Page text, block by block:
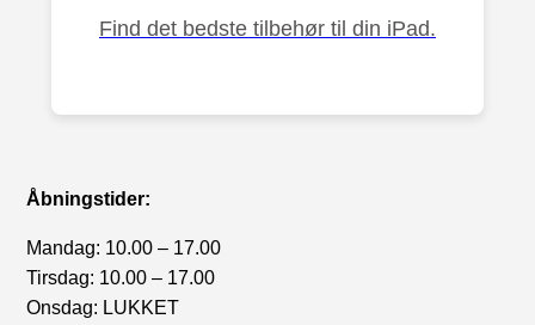
Find det bedste tilbehør til din iPad.
Åbningstider:
Mandag: 10.00 – 17.00
Tirsdag: 10.00 – 17.00
Onsdag: LUKKET